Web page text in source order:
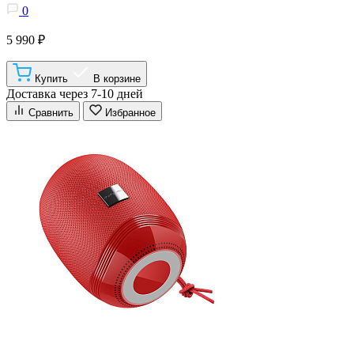
0
5 990 ₽
Купить В корзине
Доставка через 7-10 дней
Сравнить Избранное